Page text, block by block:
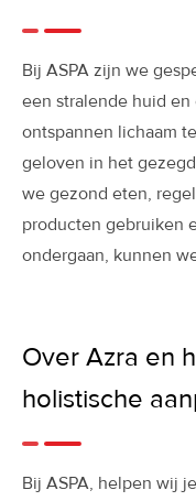
Bij ASPA zijn we
een ​​stralende huid
ontspannen lichaam
geloven in het
we gezond eten,
producten gebruiken
ondergaan, kunnen
Over Azra en
holistische
Bij ASPA, helpen wij